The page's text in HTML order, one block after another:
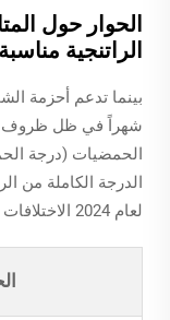
الحوار حول
الراتنجية
شهراً في ظل ظروف
لعام 2024 الاختلافات في الأداء: